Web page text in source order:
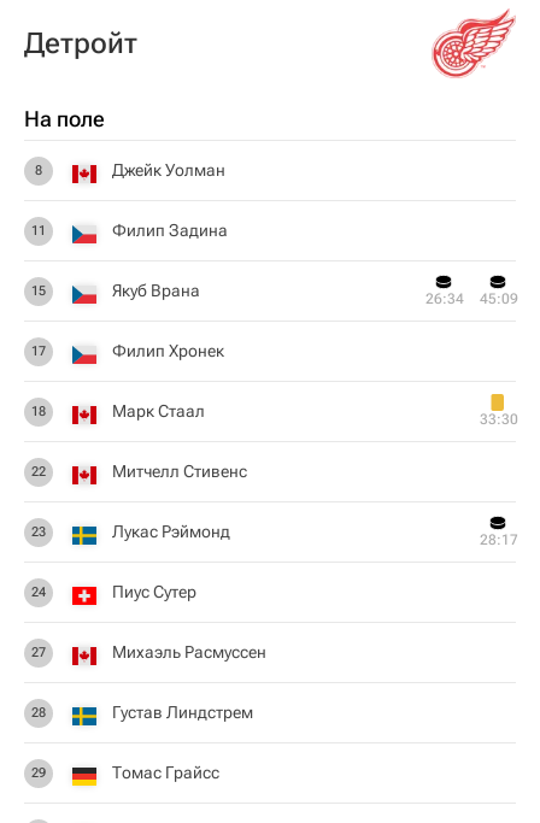
Детройт
На поле
8 Джейк Уолман
11 Филип Задина
15 Якуб Врана 26:34 45:09
17 Филип Хронек
18 Марк Стаал 33:30
22 Митчелл Стивенс
23 Лукас Рэймонд 28:17
24 Пиус Сутер
27 Михаэль Расмуссен
28 Густав Линдстрем
29 Томас Грайсс